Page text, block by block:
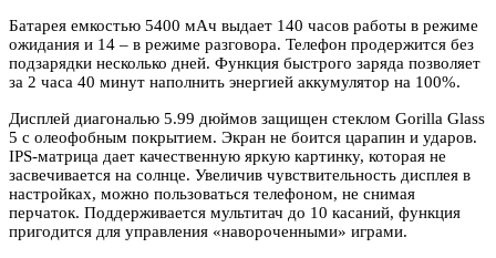
Батарея емкостью 5400 мАч выдает 140 часов работы в режиме
ожидания и 14 – в режиме разговора. Телефон продержится без
подзарядки несколько дней. Функция быстрого заряда позволяет
за 2 часа 40 минут наполнить энергией аккумулятор на 100%.
Дисплей диагональю 5.99 дюймов защищен стеклом Gorilla Glass
5 с олеофобным покрытием. Экран не боится царапин и ударов.
IPS-матрица дает качественную яркую картинку, которая не
засвечивается на солнце. Увеличив чувствительность дисплея в
настройках, можно пользоваться телефоном, не снимая
перчаток. Поддерживается мультитач до 10 касаний, функция
пригодится для управления «навороченными» играми.